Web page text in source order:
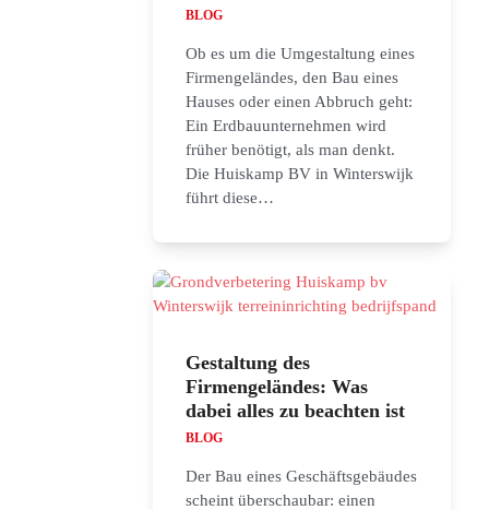
BLOG
Ob es um die Umgestaltung eines
Firmengeländes, den Bau eines
Hauses oder einen Abbruch geht:
Ein Erdbauunternehmen wird
früher benötigt, als man denkt.
Die Huiskamp BV in Winterswijk
führt diese…
Gestaltung des
Firmengeländes: Was
dabei alles zu beachten ist
BLOG
Der Bau eines Geschäftsgebäudes
scheint überschaubar: einen